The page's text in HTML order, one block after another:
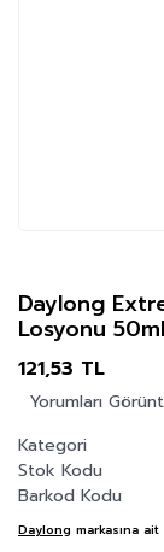
Daylong
Losyonu 50ml
121,53 TL
Yorumları
Kategori
Stok Kodu
Barkod Kodu
Daylong markasına